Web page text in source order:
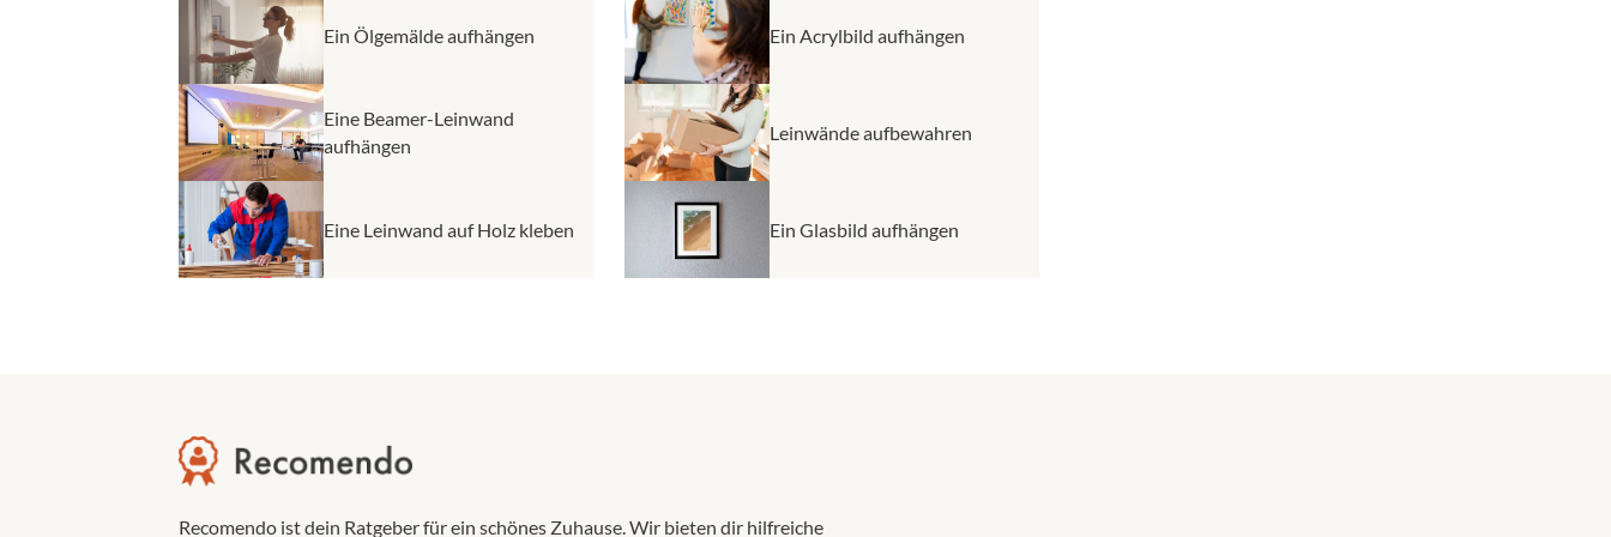
Ein Ölgemälde aufhängen Ein Acrylbild aufhängen
Eine Beamer-Leinwand
aufhängen
Leinwände aufbewahren
Eine Leinwand auf Holz kleben Ein Glasbild aufhängen
Recomendo ist dein Ratgeber für ein schönes Zuhause. Wir bieten dir hilfreiche